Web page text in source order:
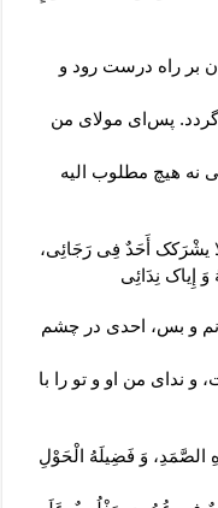
بر راه درست رود و
گردد. پس‌ای مولای من
نه هیچ مطلوب الیه
یشْرَکک أَحَدٌ فِی رَجَائِی،
إِیاک نِدَائِی
و بس، احدی در چشم
ندای من او و تو را با
الصَّمَدِ، وَ فَضِیلَهُ الْحَوْلِ